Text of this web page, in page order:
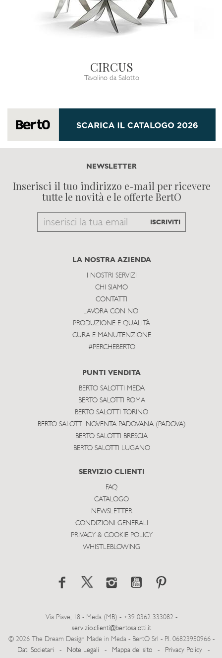
CIRCUS
Tavolino da Salotto
NEWSLETTER
Inserisci il tuo indirizzo e-mail per ricevere
tutte le novità e le offerte BertO
Email
subscribe
ISCRIVITI
LA NOSTRA AZIENDA
I NOSTRI SERVIZI
CHI SIAMO
CONTATTI
LAVORA CON NOI
PRODUZIONE E QUALITÀ
CURA E MANUTENZIONE
#PERCHEBERTO
PUNTI VENDITA
BERTO SALOTTI MEDA
BERTO SALOTTI ROMA
BERTO SALOTTI TORINO
BERTO SALOTTI NOVENTA PADOVANA (PADOVA)
BERTO SALOTTI BRESCIA
BERTO SALOTTI LUGANO
SERVIZIO CLIENTI
FAQ
CATALOGO
NEWSLETTER
CONDIZIONI GENERALI
PRIVACY & COOKIE POLICY
WHISTLEBLOWING
Via Piave, 18 - Meda (MB) - +39 0362 333082 -
servizio.clienti@bertosalotti.it
© 2026 The Dream Design Made in Meda - BertO Srl - P.I. 06823950966 -
Dati Societari
- Note Legali - Mappa del sito - Privacy Policy
-